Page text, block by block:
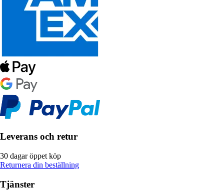
Leverans och retur
30 dagar öppet köp
Returnera din beställning
Tjänster